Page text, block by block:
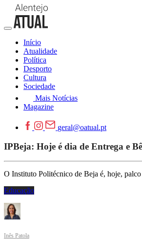
Início
Atualidade
Política
Desporto
Cultura
Sociedade
Mais Notícias
Magazine
geral@oatual.pt
IPBeja: Hoje é dia de Entrega e
O Instituto Politécnico de Beja é, hoje,
Educação
Inês Patola